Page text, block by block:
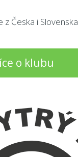
Česka i Slovenska
o klubu